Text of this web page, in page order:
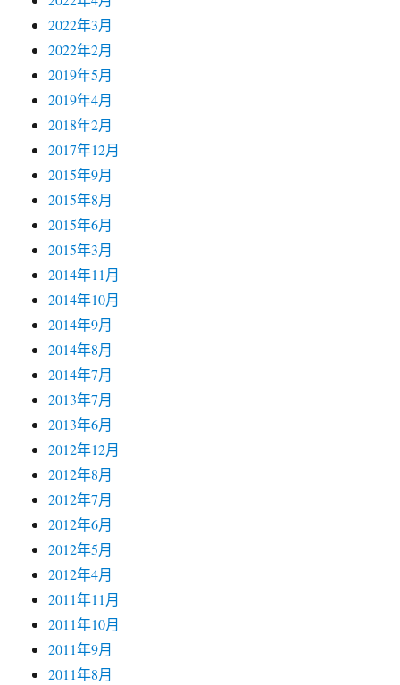
2022年3月
2022年2月
2019年5月
2019年4月
2018年2月
2017年12月
2015年9月
2015年8月
2015年6月
2015年3月
2014年11月
2014年10月
2014年9月
2014年8月
2014年7月
2013年7月
2013年6月
2012年12月
2012年8月
2012年7月
2012年6月
2012年5月
2012年4月
2011年11月
2011年10月
2011年9月
2011年8月